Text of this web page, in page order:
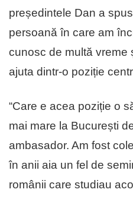
președintele Dan a
persoană în care am
cunosc de multă vreme
ajuta dintr-o poziție
“Care e acea poziție o
mai mare la București
ambasador. Am fost
în anii aia un fel de
românii care studiau